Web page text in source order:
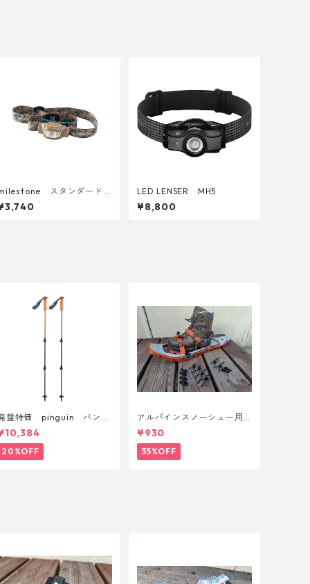
スタンダード・
デル・ウォーム MS-A7
LED LENSER MH5
¥8,800
盤特価 pinguin バンブ
FLフォーム(ペア)
20%OFF
アルパインスノーシュー用
ストラップキャッチ(ペア)
¥930
35%OFF